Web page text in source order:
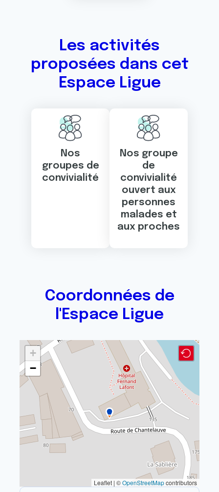
Les activités
proposées dans cet
Espace Ligue
Nos
groupes de
convivialité
Nos groupe
de
convivialité
ouvert aux
personnes
malades et
aux proches
Coordonnées de
l'Espace Ligue
+
−
Leaflet | ©OpenStreetMapcontributors